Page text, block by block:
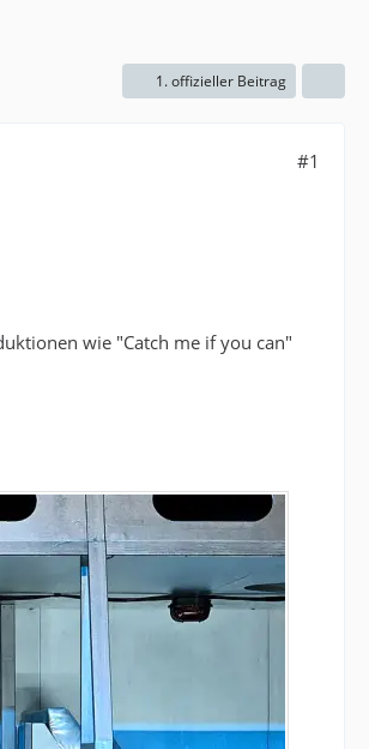
1. offizieller Beitrag
#1
wie "Catch me if you can"